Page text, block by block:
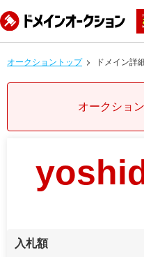
オークショントップ ドメイン詳
オークショ
入札額